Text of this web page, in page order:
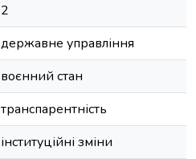
2
державне управління
воєнний стан
транспарентність
інституційні зміни